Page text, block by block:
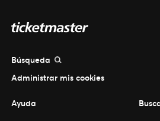
Búsqueda
Administrar mis cookies
Ayuda